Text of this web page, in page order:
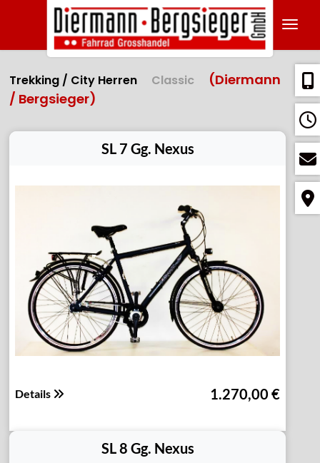
Trekking / City Herren Classic
(Diermann
/ Bergsieger)
SL 7 Gg. Nexus
Details 1.270,00 €
SL 8 Gg. Nexus